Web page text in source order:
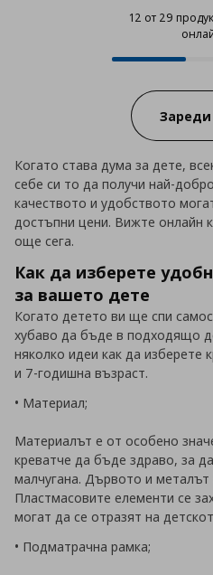
12 от 29
Progress:
Когато става дума за дете,
себе си то да получи най-
качеството и удобството
достъпни цени. Вижте онлайн
още сега.
Как да изберете
за вашето дете
Когато детето ви ще спи
хубаво да бъде в подходящо
няколко идеи как да изберете
и 7-годишна възраст.
• Материал;
Материалът е от особено
креватче да бъде здраво, за
малчугана. Дървото и
Пластмасовите елементи се
могат да се отразят на
• Подматрачна рамка;